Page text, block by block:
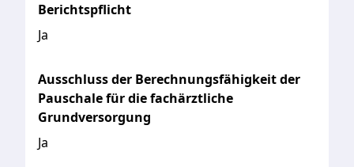
Berichtspflicht
Ja
Ausschluss der Berechnungsfähigkeit der
Pauschale für die fachärztliche
Grundversorgung
Ja